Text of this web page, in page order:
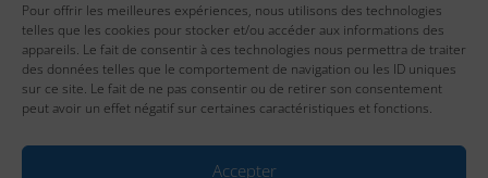
Pour offrir les meilleures expériences, nous utilisons des technologies
telles que les cookies pour stocker et/ou accéder aux informations des
appareils. Le fait de consentir à ces technologies nous permettra de traiter
des données telles que le comportement de navigation ou les ID uniques
sur ce site. Le fait de ne pas consentir ou de retirer son consentement
peut avoir un effet négatif sur certaines caractéristiques et fonctions.
Accepter
Contactez nous
Accueil